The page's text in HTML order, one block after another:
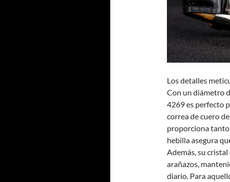
Los detalles
Con un diámetro
4269 es perfecto
correa de cuero
proporciona tanto
hebilla asegura
Además, su
arañazos,
diario. Para